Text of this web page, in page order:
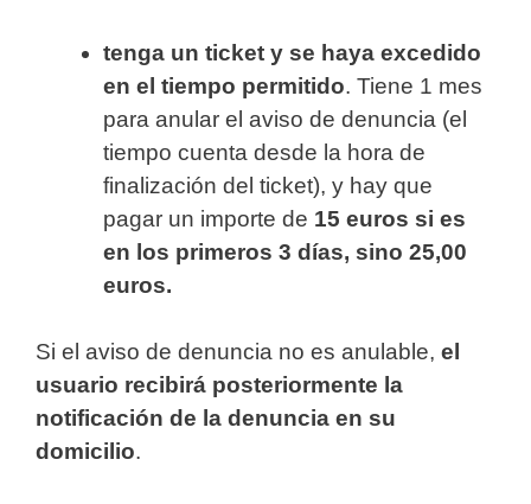
tenga un ticket y se haya excedido
en el tiempo permitido. Tiene 1 mes
para anular el aviso de denuncia (el
tiempo cuenta desde la hora de
finalización del ticket), y hay que
pagar un importe de 15 euros si es
en los primeros 3 días, sino 25,00
euros.
Si el aviso de denuncia no es anulable, el
usuario recibirá posteriormente la
notificación de la denuncia en su
domicilio.